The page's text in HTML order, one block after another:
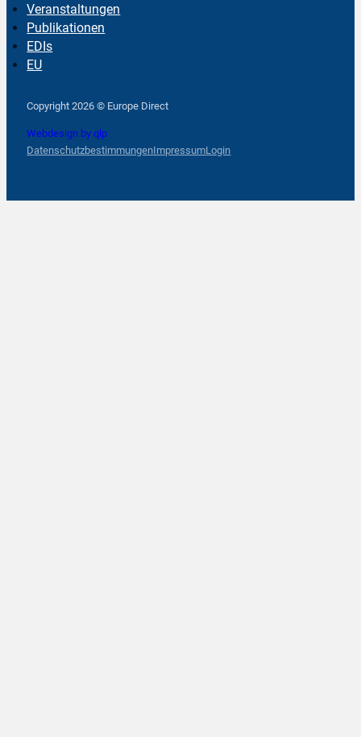
Veranstaltungen
Publikationen
EDIs
EU
Copyright 2026 © Europe Direct
Webdesign by qlp
DatenschutzbestimmungenImpressumLogin